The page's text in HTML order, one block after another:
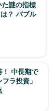
た謎の指標
は？ バブル
！ 中長期で
ラ投資」